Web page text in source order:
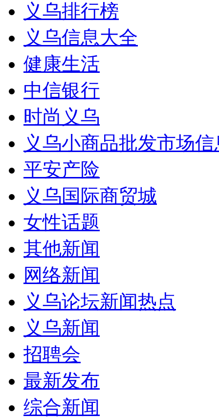
义乌排行榜
义乌信息大全
健康生活
中信银行
时尚义乌
义乌小商品批发市场
平安产险
义乌国际商贸城
女性话题
其他新闻
网络新闻
义乌论坛新闻热点
义乌新闻
招聘会
最新发布
综合新闻